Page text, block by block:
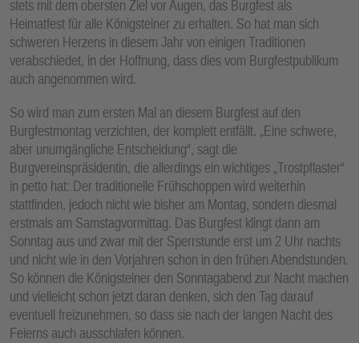
stets mit dem obersten Ziel vor Augen, das Burgfest als
Heimatfest für alle Königsteiner zu erhalten. So hat man sich
schweren Herzens in diesem Jahr von einigen Traditionen
verabschiedet, in der Hoffnung, dass dies vom Burgfestpublikum
auch angenommen wird.
So wird man zum ersten Mal an diesem Burgfest auf den
Burgfestmontag verzichten, der komplett entfällt. „Eine schwere,
aber unumgängliche Entscheidung“, sagt die
Burgvereinspräsidentin, die allerdings ein wichtiges „Trostpflaster“
in petto hat: Der traditionelle Frühschoppen wird weiterhin
stattfinden, jedoch nicht wie bisher am Montag, sondern diesmal
erstmals am Samstagvormittag. Das Burgfest klingt dann am
Sonntag aus und zwar mit der Sperrstunde erst um 2 Uhr nachts
und nicht wie in den Vorjahren schon in den frühen Abendstunden.
So können die Königsteiner den Sonntagabend zur Nacht machen
und vielleicht schon jetzt daran denken, sich den Tag darauf
eventuell freizunehmen, so dass sie nach der langen Nacht des
Feierns auch ausschlafen können.